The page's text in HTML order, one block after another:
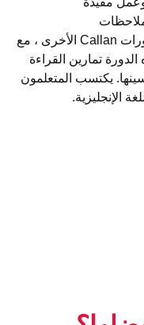
يتم تدريس Callan for Business ، مثل دورات Callan الأخرى ، مع
تمارين القراءة
يكتسب المتعلمون
الإنجليزية.